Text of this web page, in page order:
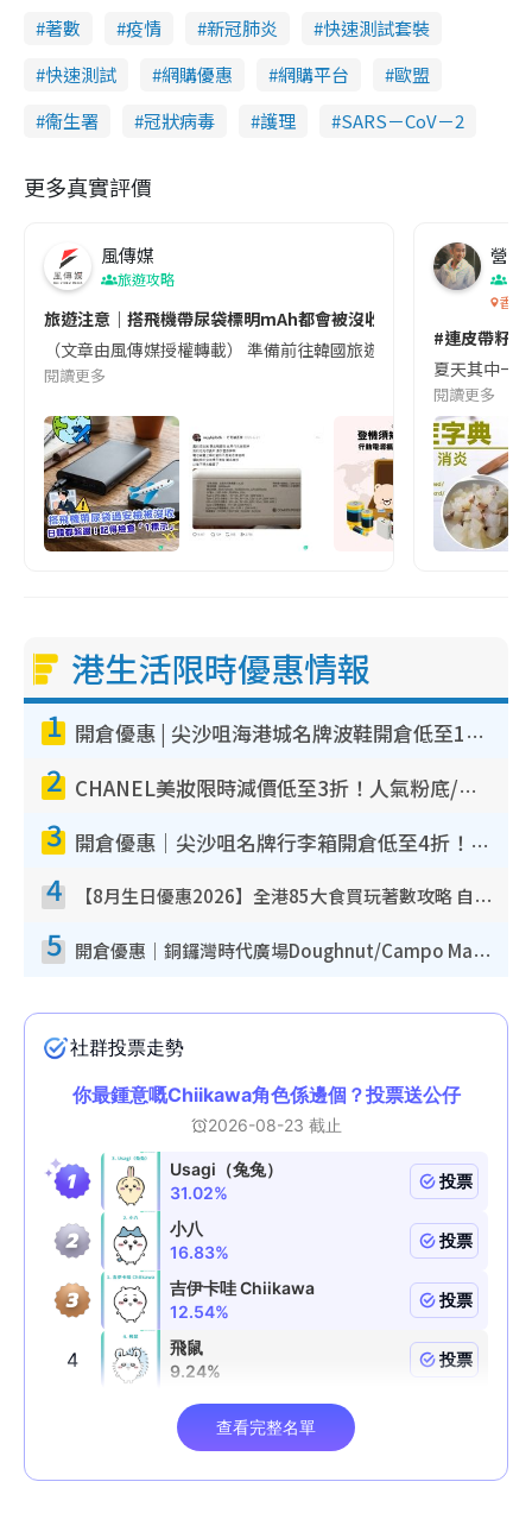
著數 疫情 新冠肺炎
快速測試套裝
快速測試
網購優惠 網購平台
歐盟
衞生署
冠狀病毒 護理 SARS－CoV－2
更多真實評價
風傳媒
旅遊攻略
旅遊注意｜搭飛機帶尿袋標明mAh都會被沒收😱出發前切記檢查
（文章由風傳媒授權轉載） 準備前往韓國旅遊的民眾，近期要
閱讀更多
營養
香港
#連皮帶籽
夏天其中一
閱讀更多
港生活限時優惠情報
1 開倉優惠 | 尖沙咀海港城名牌波鞋開倉低至1折！On鞋$899起／Joy&Peace鞋履$98起
2 CHANEL美妝限時減價低至3折！人氣粉底/唇膏/精華液低至$275！COCO香水都有平
3 開倉優惠｜尖沙咀名牌行李箱開倉低至4折！一連5日 American Tourister/ace./Hallmark $200起！
4 【8月生日優惠2026】全港85大食買玩著數攻略 自助餐/火鍋放題同行免費＋誠品/DONKI送現金券
5 開倉優惠｜銅鑼灣時代廣場Doughnut/Campo Marzio開倉低至1折！背囊、書包、手袋劈價$200起